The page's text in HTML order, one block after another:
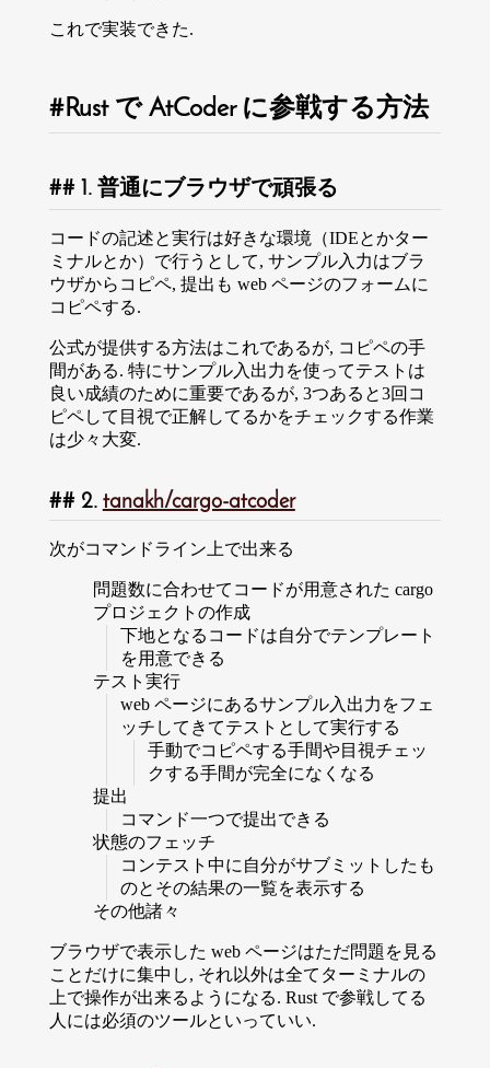
これで実装できた.
Rust で AtCoder に参戦する方法
1. 普通にブラウザで頑張る
コードの記述と実行は好きな環境（IDEとかター
ミナルとか）で行うとして, サンプル入力はブラ
ウザからコピペ, 提出も web ページのフォームに
コピペする.
公式が提供する方法はこれであるが, コピペの手
間がある. 特にサンプル入出力を使ってテストは
良い成績のために重要であるが, 3つあると3回コ
ピペして目視で正解してるかをチェックする作業
は少々大変.
2. tanakh/cargo-atcoder
次がコマンドライン上で出来る
問題数に合わせてコードが用意された cargo
プロジェクトの作成
下地となるコードは自分でテンプレート
を用意できる
テスト実行
web ページにあるサンプル入出力をフェ
ッチしてきてテストとして実行する
手動でコピペする手間や目視チェッ
クする手間が完全になくなる
提出
コマンド一つで提出できる
状態のフェッチ
コンテスト中に自分がサブミットしたも
のとその結果の一覧を表示する
その他諸々
ブラウザで表示した web ページはただ問題を見る
ことだけに集中し, それ以外は全てターミナルの
上で操作が出来るようになる. Rust で参戦してる
人には必須のツールといっていい.